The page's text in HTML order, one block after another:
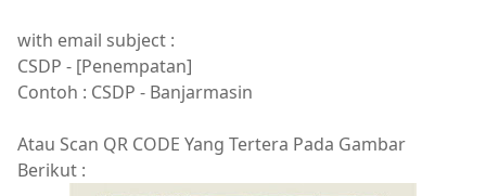
with email subject :
CSDP - [Penempatan]
Contoh : CSDP - Banjarmasin
Atau Scan QR CODE Yang Tertera Pada Gambar
Berikut :